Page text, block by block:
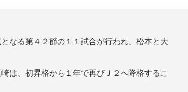
なる第４２節の１１試合が行われ、松本と大
は、初昇格から１年で再びＪ２へ降格するこ